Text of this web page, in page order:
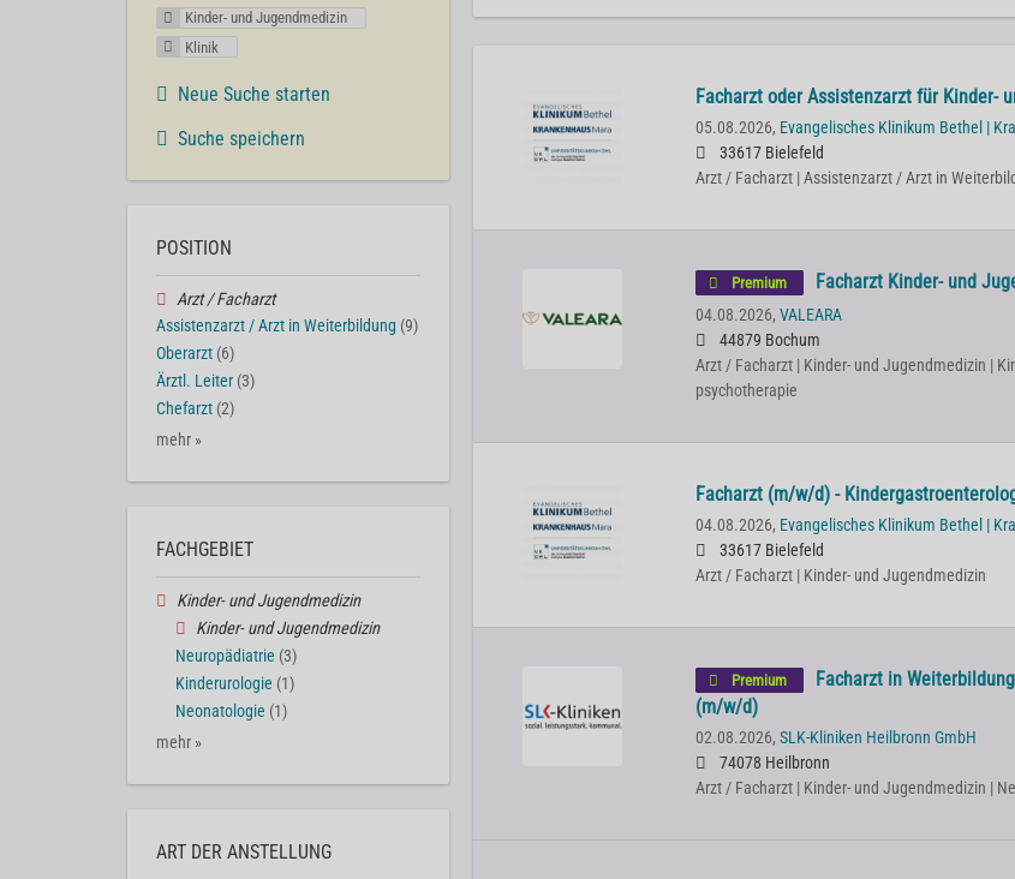
Facharzt oder Assistenzarzt für Kinder-
05.08.2026, Evangelisches Klinikum Bethel |
33617 Bielefeld
Arzt / Facharzt | Assistenzarzt / Arzt in
Premium Facharzt Kinder- und
04.08.2026, VALEARA
44879 Bochum
Arzt / Facharzt | Kinder- und Jugendmedizin |
psychotherapie
Facharzt (m/w/d) -
04.08.2026, Evangelisches Klinikum Bethel |
33617 Bielefeld
Arzt / Facharzt | Kinder- und Jugendmedizin
Premium
Facharzt in
(m/w/d)
02.08.2026, SLK-Kliniken Heilbronn GmbH
74078 Heilbronn
Arzt / Facharzt | Kinder- und Jugendmedizin |
Kinder- und Jugendmedizin
Klinik
Neue Suche starten
Suche speichern
POSITION
Arzt / Facharzt
Assistenzarzt / Arzt in Weiterbildung (9)
Oberarzt (6)
Ärztl. Leiter (3)
Chefarzt (2)
mehr »
FACHGEBIET
Kinder- und Jugendmedizin
Kinder- und Jugendmedizin
Neuropädiatrie (3)
Kinderurologie (1)
Neonatologie (1)
mehr »
ART DER ANSTELLUNG